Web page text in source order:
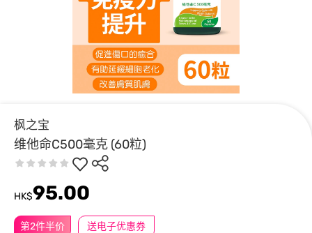
枫之宝
维他命C500毫克 (60粒)
第2件半价 送电子优惠券
HK$95.00